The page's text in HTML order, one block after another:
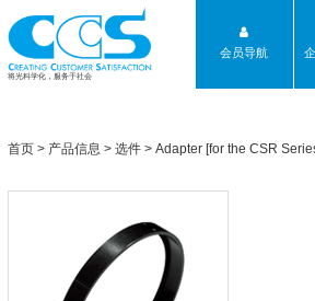
将光科学化，服务于社会
会员导航
首页 > 产品信息 > 选件 > Adapter [for the CSR